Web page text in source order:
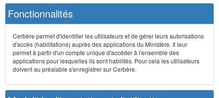
Fonctionnalités
Cerbère permet d'identifier les utilisateurs et de gérer leurs autorisations
d'accès (habilitations) auprès des applications du Ministère. Il leur
permet à partir d'un compte unique d'accéder à l'ensemble des
applications pour lesquelles ils sont habilités. Pour cela les utilisateurs
doivent au préalable s'enregistrer sur Cerbère.